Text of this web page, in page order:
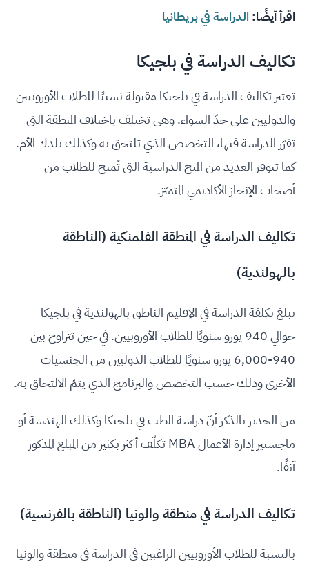
اقرأ أيضًا: الدراسة في بريطانيا
تكاليف الدراسة في بلجيكا
تعتبر تكاليف الدراسة في بلجيكا مقبولة نسبيًا للطلاب الأوروبيين
والدوليين على حدّ السواء. وهي تختلف باختلاف المنطقة التي
تقرّر الدراسة فيها، التخصص الذي تلتحق به وكذلك بلدك الأم.
كما تتوفر العديد من المنح الدراسية التي تُمنح للطلاب من
أصحاب الإنجاز الأكاديمي المتميّز.
تكاليف الدراسة في المنطقة الفلمنكية (الناطقة
بالهولندية)
تبلغ تكلفة الدراسة في الإقليم الناطق بالهولندية في بلجيكا
حوالي 940 يورو سنويًا للطلاب الأوروبيين. في حين تتراوح بين
940-6,000 يورو سنويًا للطلاب الدوليين من الجنسيات
الأخرى وذلك حسب التخصص والبرنامج الذي يتمّ الالتحاق به.
من الجدير بالذكر أنّ دراسة الطب في بلجيكا وكذلك الهندسة أو
ماجستير إدارة الأعمال MBA تكلّف أكثر بكثير من المبلغ المذكور
آنفًا.
تكاليف الدراسة في منطقة والونيا (الناطقة بالفرنسية)
بالنسبة للطلاب الأوروبيين الراغبين في الدراسة في منطقة والونيا